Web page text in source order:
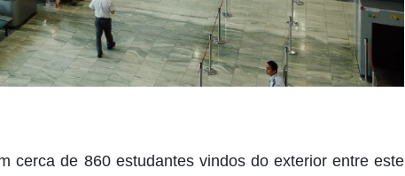
cerca de 860 estudantes vindos do exterior entre este